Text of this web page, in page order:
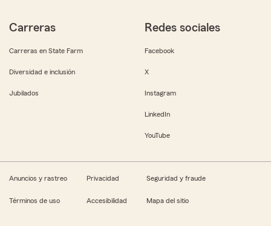
Carreras
Carreras en State Farm
Diversidad e inclusión
Jubilados
Redes sociales
Facebook
X
Instagram
LinkedIn
YouTube
Anuncios y rastreo Privacidad Seguridad y fraude
Términos de uso Accesibilidad Mapa del sitio